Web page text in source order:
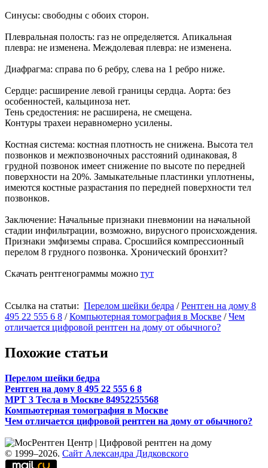
Синусы: свободны с обоих сторон.
Плевральная полость: газ не определяется. Апикальная
плевра: не изменена. Междолевая плевра: не изменена.
Диафрагма: справа по 6 ребру, слева на 1 ребро ниже.
Сердце: расширение левой границы сердца. Аорта: без
особенностей, кальциноза нет.
Тень средостения: не расширена, не смещена.
Контуры трахеи неравномерно усилены.
Костная система: костная плотность не снижена. Высота тел
позвонков и межпозвоночных расстояний одинаковая, 8
грудной позвонок имеет снижение по высоте по передней
поверхности на 20%. Замыкательные пластинки уплотнены,
имеются костные разрастания по передней поверхности тел
позвонков.
Заключение: Начальные признаки пневмонии на начальной
стадии инфильтрации, возможно, вирусного происхождения.
Признаки эмфиземы справа. Сросшийся компрессионный
перелом 8 грудного позвонка. Хронический бронхит?
Скачать рентгенограммы можно тут
Ссылка на статьи: Перелом шейки бедра /Рентген на дому 8
495 22 555 6 8 /Компьютерная томография в Москве /Чем
отличается цифровой рентген на дому от обычного?
Похожие статьи
Перелом шейки бедра
Рентген на дому 8 495 22 555 6 8
МРТ 3 Тесла в Москве 84952255568
Компьютерная томография в Москве
Чем отличается цифровой рентген на дому от обычного?
© 1999–2026. Сайт Александра Дидковского